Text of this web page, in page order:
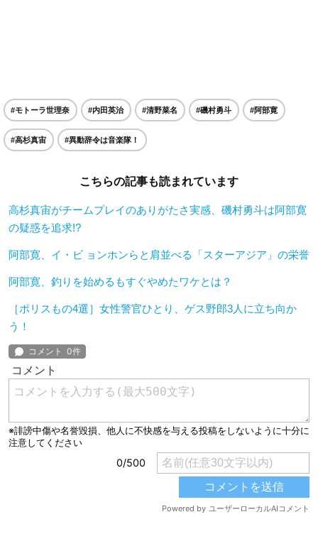
#モトーラ世理奈 #内田英治 #清野菜名 #磯村勇斗 #阿部寛
#高杉真宙 #異動辞令は音楽隊！
こちらの記事も読まれています
高杉真宙がチームプレイのありがたさ実感、磯村勇斗は阿部寛
の疑惑を追求!?
阿部寛、イ・ビ ョンホンらと肩並べる「スターアジア」の栄誉
阿部寛、釣りを始めるもすぐやめたワケとは？
［ポリスもの4選］女性警官ひとり、ゲス野郎3人に立ち向か
う！